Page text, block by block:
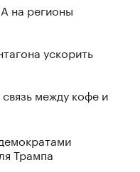
на регионы
ускорить
между кофе и
Трампа